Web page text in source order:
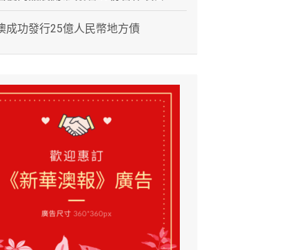
成功發行25億人民幣地方債